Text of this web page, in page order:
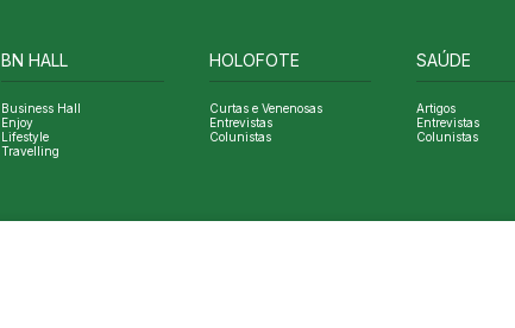
BN HALL
Business Hall
Enjoy
Lifestyle
Travelling
HOLOFOTE
Curtas e Venenosas
Entrevistas
Colunistas
SAÚDE
Artigos
Entrevistas
Colunistas